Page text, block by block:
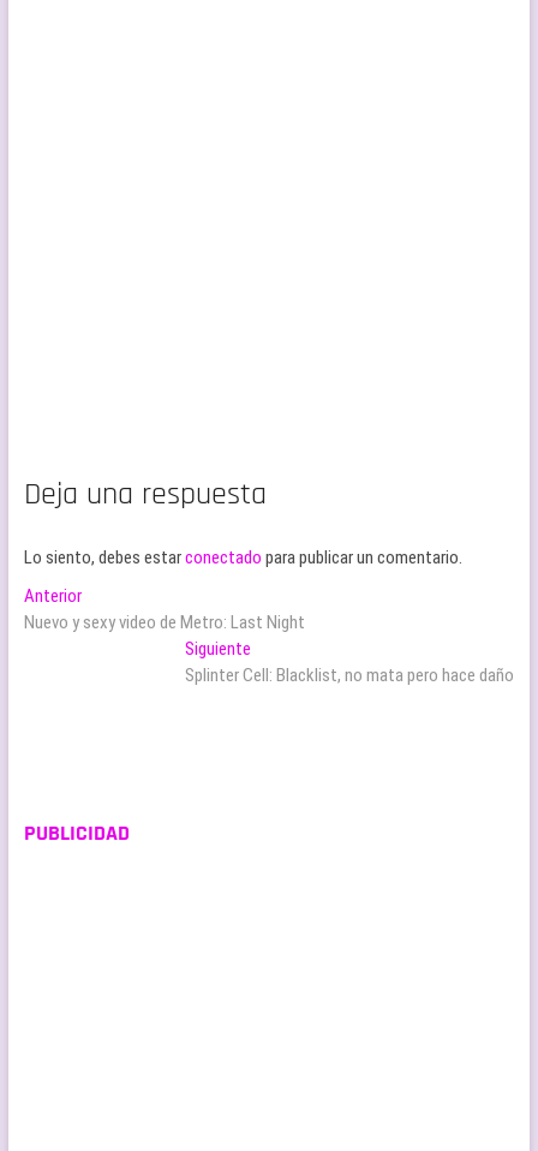
Deja una respuesta
Lo siento, debes estarconectado para publicar un comentario.
Navegación
de
AnteriorEntrada
anterior:
Nuevo y sexy video de Metro: Last Night
Siguiente
siguiente:
Splinter Cell: Blacklist, no mata pero hace daño
PUBLICIDAD